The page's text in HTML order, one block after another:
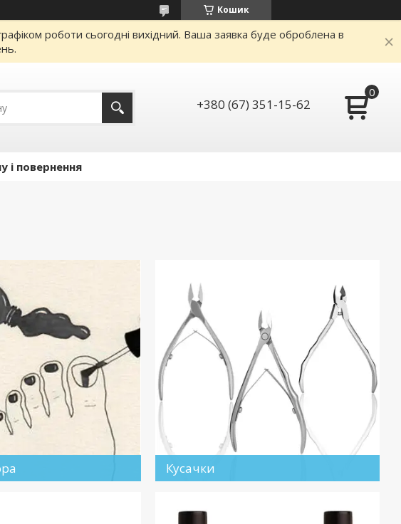
Кошик
роботи сьогодні вихідний. Ваша заявка буде оброблена в
+380 (67) 351-15-62
і повернення
Кусачки